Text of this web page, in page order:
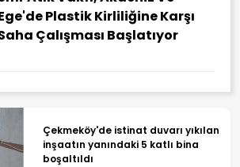
Plastik Kirliliğine Karşı
Çalışması Başlatıyor
Çekmeköy'de istinat duvarı yıkılan
inşaatın yanındaki 5 katlı bina
boşaltıldı